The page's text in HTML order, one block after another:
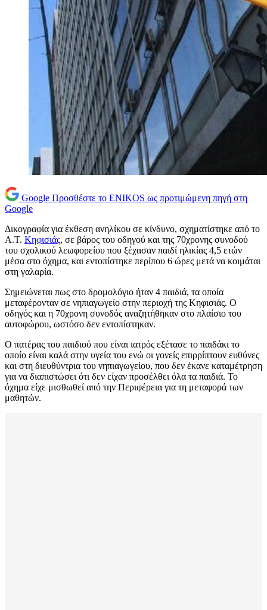
Google Προσθέστε το ENIKOS ως προτιμώμενη πηγή στη
Google
Δικογραφία για έκθεση ανηλίκου σε κίνδυνο, σχηματίστηκε από το
Α.Τ. Κηφισιάς, σε βάρος του οδηγού και της 70χρονης συνοδού
του σχολικού λεωφορείου που ξέχασαν παιδί ηλικίας 4,5 ετών
μέσα στο όχημα, και εντοπίστηκε περίπου 6 ώρες μετά να κοιμάται
στη γαλαρία.
Σημειώνεται πως στο δρομολόγιο ήταν 4 παιδιά, τα οποία
μεταφέρονταν σε νηπιαγωγείο στην περιοχή της Κηφισιάς. Ο
οδηγός και η 70χρονη συνοδός αναζητήθηκαν στο πλαίσιο του
αυτοφώρου, ωστόσο δεν εντοπίστηκαν.
Ο πατέρας του παιδιού που είναι ιατρός εξέτασε το παιδάκι το
οποίο είναι καλά στην υγεία του ενώ οι γονείς επιρρίπτουν ευθύνες
και στη διευθύντρια του νηπιαγωγείου, που δεν έκανε καταμέτρηση
για να διαπιστώσει ότι δεν είχαν προσέλθει όλα τα παιδιά. Το
όχημα είχε μισθωθεί από την Περιφέρεια για τη μεταφορά των
μαθητών.